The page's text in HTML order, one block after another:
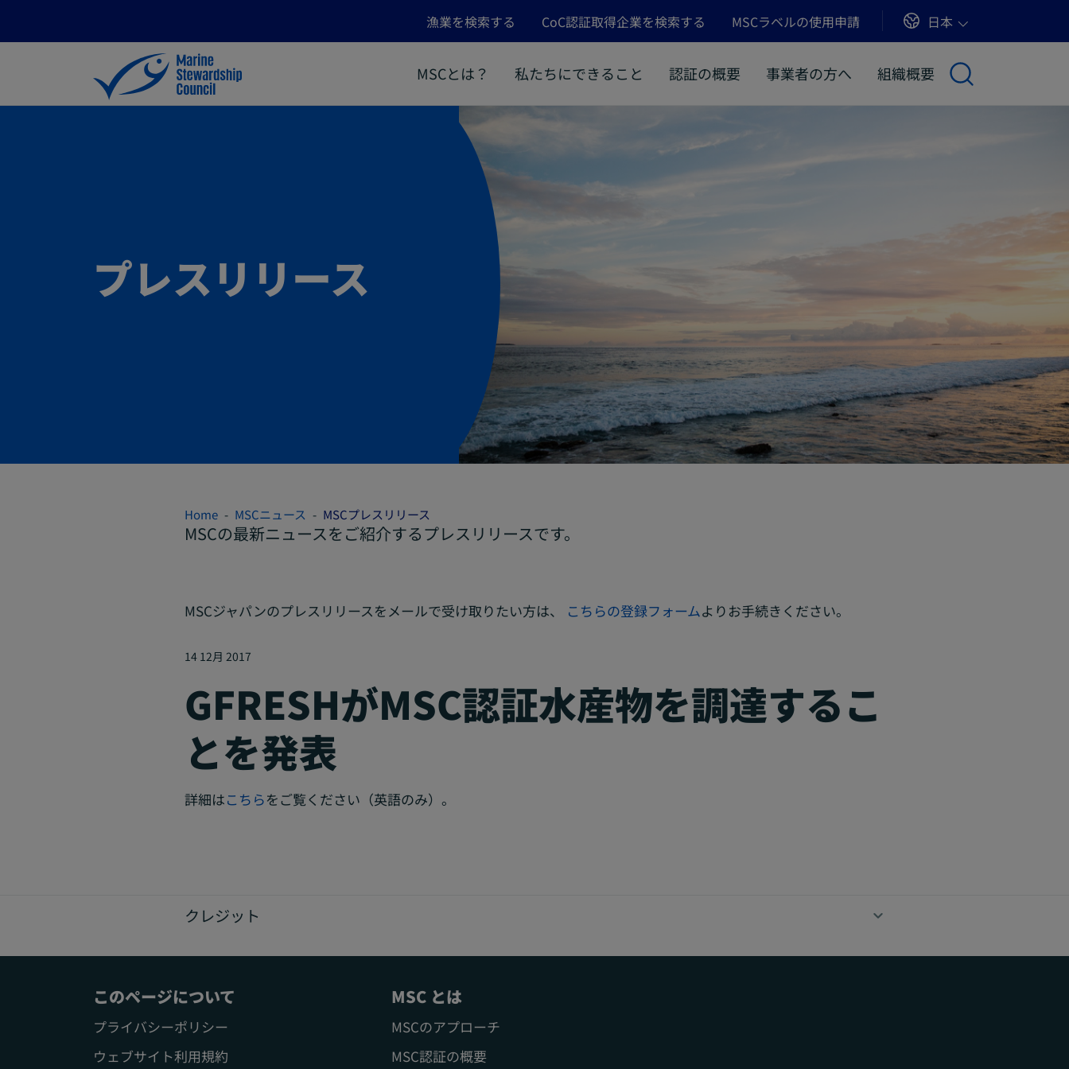
漁業を検索する CoC認証取得企業を検索する MSCラベルの使用申請 Sites
日本
MSCとは？ 私たちにできること 認証の概要 事業者の方へ 組織概要
プレスリリース
Home MSCニュース MSCプレスリリース
MSCの最新ニュースをご紹介するプレスリリースです。
MSCジャパンのプレスリリースをメールで受け取りたい方は、 こちらの登録フォームよりお手続きください。
14 12月 2017
GFRESHがMSC認証水産物を調達するこ
とを発表
詳細はこちらをご覧ください（英語のみ）。
クレジット
このページについて
プライバシーポリシー
ウェブサイト利用規約
MSC とは
MSCのアプローチ
MSC認証の概要